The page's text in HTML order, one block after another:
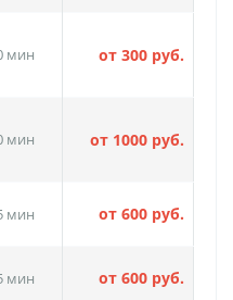
мин от 300 руб.
мин от 1000 руб.
мин от 600 руб.
мин от 600 руб.